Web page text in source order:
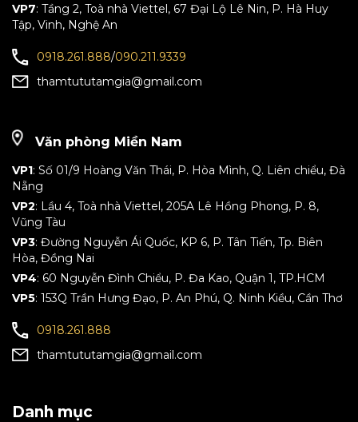
VP7: Tầng 2, Toà nhà Viettel, 67 Đại Lộ Lê Nin, P. Hà Huy
Tập, Vinh, Nghệ An
0918.261.888/090.211.9339
thamtututamgia@gmail.com
Văn phòng Miền Nam
VP1: Số 01/9 Hoàng Văn Thái, P. Hòa Mình, Q. Liên chiểu, Đà
Nẵng
VP2: Lầu 4, Toà nhà Viettel, 205A Lê Hồng Phong, P. 8,
Vũng Tàu
VP3: Đường Nguyễn Ái Quốc, KP 6, P. Tân Tiến, Tp. Biên
Hòa, Đồng Nai
VP4: 60 Nguyễn Đình Chiểu, P. Đa Kao, Quận 1, TP.HCM
VP5: 153Q Trần Hưng Đạo, P. An Phú, Q. Ninh Kiều, Cần Thơ
0918.261.888
thamtututamgia@gmail.com
Danh mục